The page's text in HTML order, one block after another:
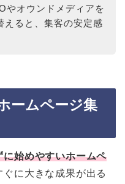
やオウンドメディアを
えると、集客の安定感
ームページ集
始めやすいホームペ
ぐに大きな成果が出る